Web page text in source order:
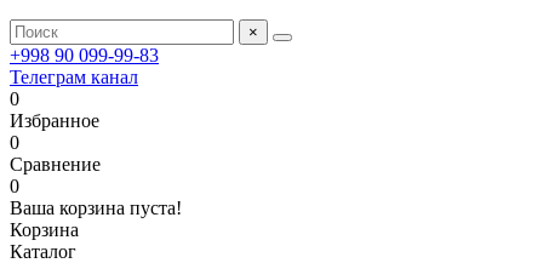
×
+998 90 099-99-83
Телеграм канал
0
Избранное
0
Сравнение
0
Ваша корзина пуста!
Корзина
Каталог